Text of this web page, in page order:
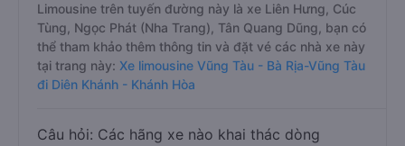
Limousine trên tuyến đường này là xe Liên Hưng, Cúc
Tùng, Ngọc Phát (Nha Trang), Tân Quang Dũng, bạn có
thể tham khảo thêm thông tin và đặt vé các nhà xe này
tại trang này: Xe limousine Vũng Tàu - Bà Rịa-Vũng Tàu
đi Diên Khánh - Khánh Hòa
Câu hỏi: Các hãng xe nào khai thác dòng